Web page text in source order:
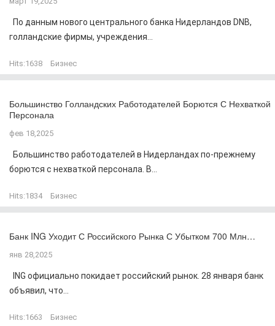
По данным нового центрального банка Нидерландов DNB,
голландские фирмы, учреждения...
Hits:1638 Бизнес
Большинство Голландских Работодателей Борются С Нехваткой
Персонала
фев 18,2025
Большинство работодателей в Нидерландах по-прежнему
борются с нехваткой персонала. В...
Hits:1834 Бизнес
Банк ING Уходит С Российского Рынка С Убытком 700 Млн…
янв 28,2025
ING официально покидает российский рынок. 28 января банк
объявил, что...
Hits:1663 Бизнес